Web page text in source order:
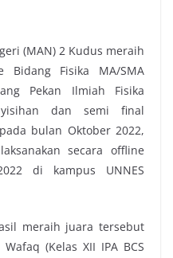
(MAN) 2 Kudus meraih
Fisika MA/SMA
Pekan Ilmiah Fisika
dan semi final
bulan Oktober 2022,
secara offline
di kampus UNNES
meraih juara tersebut
(Kelas XII IPA BCS